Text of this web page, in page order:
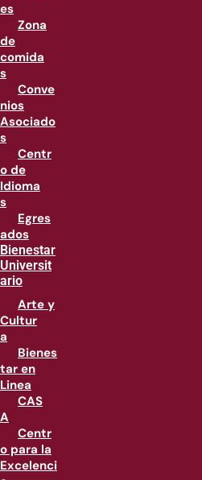
es
Zona
de
comida
s
Conve
nios
Asociado
s
Centr
o de
Idioma
s
Egres
ados
Bienestar
Universit
ario
Arte y
Cultur
a
Bienes
tar en
Linea
CAS
A
Centr
o para la
Excelenci